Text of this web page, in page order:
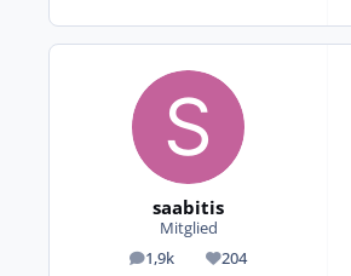
saabitis
Mitglied
1,9k
Beiträge 204
Reputation